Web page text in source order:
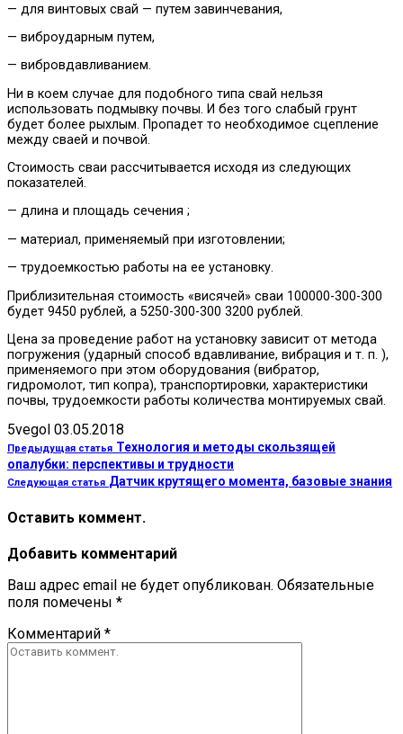
— для винтовых свай — путем завинчевания,
— виброударным путем,
— вибровдавливанием.
Ни в коем случае для подобного типа свай нельзя
использовать подмывку почвы. И без того слабый грунт
будет более рыхлым. Пропадет то необходимое сцепление
между сваей и почвой.
Стоимость сваи рассчитывается исходя из следующих
показателей.
— длина и площадь сечения ;
— материал, применяемый при изготовлении;
— трудоемкостью работы на ее установку.
Приблизительная стоимость «висячей» сваи 100000-300-300
будет 9450 рублей, а 5250-300-300 3200 рублей.
Цена за проведение работ на установку зависит от метода
погружения (ударный способ вдавливание, вибрация и т. п. ),
применяемого при этом оборудования (вибратор,
гидромолот, тип копра), транспортировки, характеристики
почвы, трудоемкости работы количества монтируемых свай.
5vegol 03.05.2018
Предыдущая статья Технология и методы скользящей
опалубки: перспективы и трудности
Следующая статья Датчик крутящего момента, базовые знания
Оставить коммент.
Добавить комментарий
Ваш адрес email не будет опубликован. Обязательные
поля помечены *
Комментарий *